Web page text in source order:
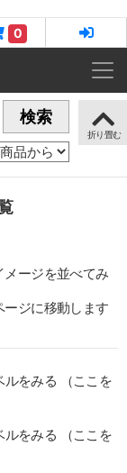
0
検索
ージを並べてみ
ジに移動します
をみる （ここを
をみる （ここを